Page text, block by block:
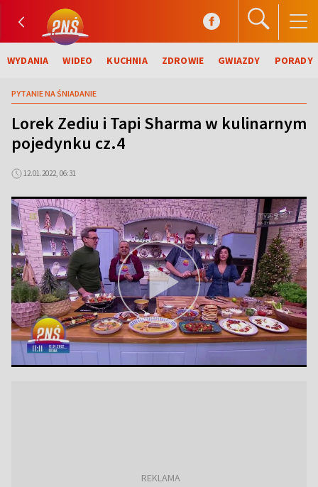
WYDANIA WIDEO KUCHNIA ZDROWIE GWIAZDY PORADY
PYTANIE NA ŚNIADANIE
Lorek Zediu i Tapi Sharma w kulinarnym
pojedynku cz.4
12.01.2022, 06:31